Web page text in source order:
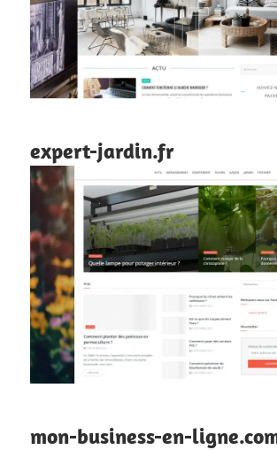
expert-jardin.fr
mon-business-en-